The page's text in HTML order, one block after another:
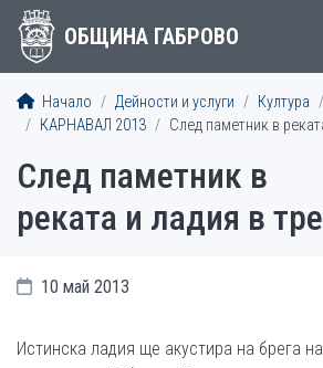
ОБЩИНА ГАБРОВО
Начало Дейности и услуги Култура
КАРНАВАЛ 2013
След паметник в
След паметник в
реката и ладия в
10 май 2013
Истинска ладия ще акустира на брега